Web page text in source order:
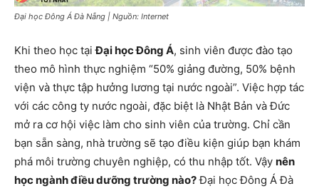
Đại học Đông Á Đà Nẵng | Nguồn: Internet
Khi theo học tạiĐại học Đông Á, sinh viên được đào tạo
theo mô hình thực nghiệm “50% giảng đường, 50% bệnh
viện và thực tập hưởng lương tại nước ngoài”. Việc hợp tác
với các công ty nước ngoài, đặc biệt là Nhật Bản và Đức
mở ra cơ hội việc làm cho sinh viên của trường. Chỉ cần
bạn sẵn sàng, nhà trường sẽ tạo điều kiện giúp bạn khám
phá môi trường chuyên nghiệp, có thu nhập tốt. Vậy nên
học ngành điều dưỡng trường nào?Đại học Đông Á Đà